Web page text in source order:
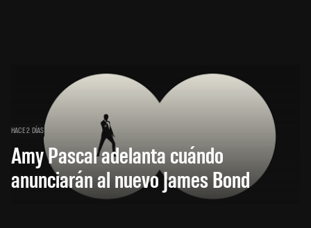
HACE 2 DÍAS
Amy Pascal adelanta cuándo
anunciarán al nuevo James Bond